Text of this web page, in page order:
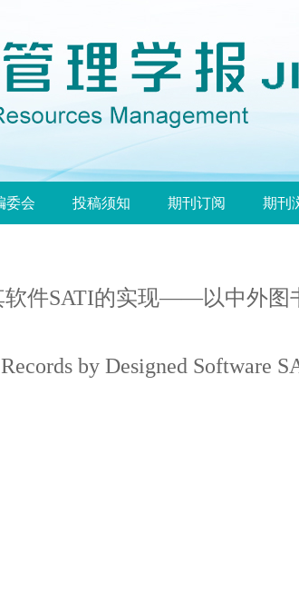
委会 投稿须知 期刊订阅 期刊
件SATI的实现——以中外图
by Designed Software